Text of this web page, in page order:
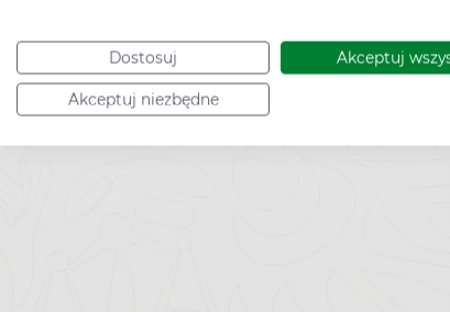
Dostosuj Akceptuj
Akceptuj niezbędne